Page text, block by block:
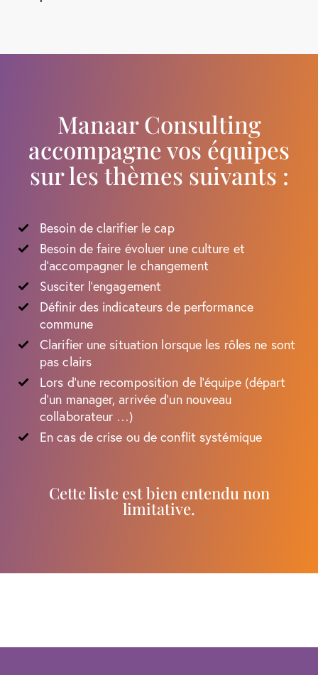
Manaar Consulting
accompagne vos équipes
sur les thèmes suivants :
Besoin de clarifier le cap
Besoin de faire évoluer une culture et
d’accompagner le changement
Susciter l’engagement
Définir des indicateurs de performance
commune
Clarifier une situation lorsque les rôles ne sont
pas clairs
Lors d’une recomposition de l’équipe (départ
d’un manager, arrivée d’un nouveau
collaborateur …)
En cas de crise ou de conflit systémique
Cette liste est bien entendu non
limitative.